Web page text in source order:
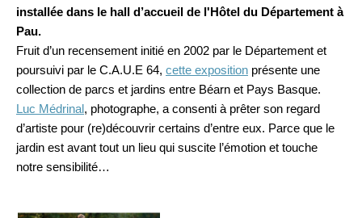
installée dans le hall d’accueil de l'Hôtel du Département à
Pau.
Fruit d’un recensement initié en 2002 par le Département et
poursuivi par le C.A.U.E 64, cette exposition présente une
collection de parcs et jardins entre Béarn et Pays Basque.
Luc Médrinal, photographe, a consenti à prêter son regard
d’artiste pour (re)découvrir certains d’entre eux. Parce que le
jardin est avant tout un lieu qui suscite l’émotion et touche
notre sensibilité…